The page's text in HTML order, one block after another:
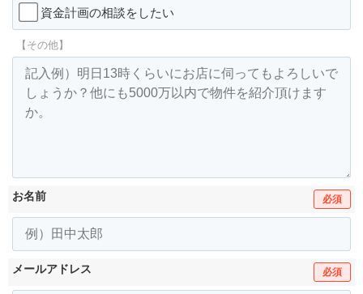
資金計画の相談をしたい
【その他】
お名前 必須
メールアドレス 必須